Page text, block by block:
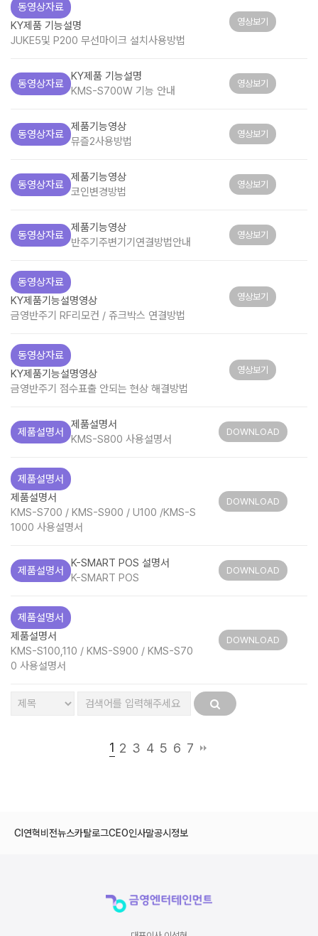
동영상자료
KY제품 기능설명
JUKE5및 P200 무선마이크 설치사용방법
영상보기
동영상자료
KY제품 기능설명
KMS-S700W 기능 안내
영상보기
동영상자료
제품기능영상
뮤즐2사용방법
영상보기
동영상자료
제품기능영상
코인변경방법
영상보기
동영상자료
제품기능영상
반주기주변기기연결방법안내
영상보기
동영상자료
KY제품기능설명영상
금영반주기 RF리모컨 / 쥬크박스 연결방법
영상보기
동영상자료
KY제품기능설명영상
금영반주기 점수표출 안되는 현상 해결방법
영상보기
제품설명서
제품설명서
KMS-S800 사용설명서
DOWNLOAD
제품설명서
제품설명서
KMS-S700 / KMS-S900 / U100 /KMS-S
1000 사용설명서
DOWNLOAD
제품설명서
K-SMART POS 설명서
K-SMART POS
DOWNLOAD
제품설명서
제품설명서
KMS-S100,110 / KMS-S900 / KMS-S70
0 사용설명서
DOWNLOAD
1 2 3 4 5 6 7
CI 연혁비전뉴스카탈로그CEO인사말공시정보